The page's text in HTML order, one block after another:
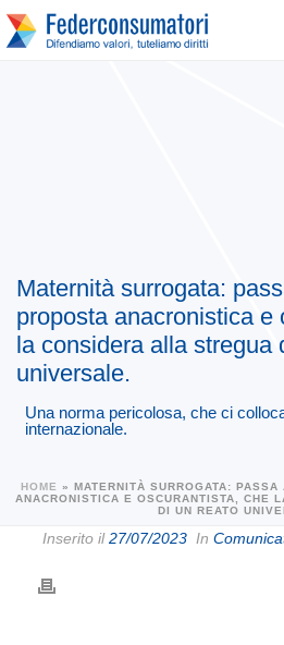
Maternità surrogata:
proposta anacronistica e
la considera alla stregua
universale.
Una norma pericolosa, che ci
internazionale.
HOME » MATERNITÀ SURROGATA:
ANACRONISTICA E OSCURANTISTA, CHE
DI UN REATO
Inserito il27/07/2023 In